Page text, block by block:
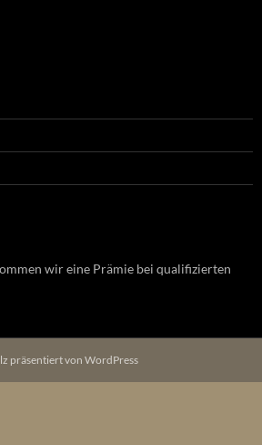
wir eine Prämie bei qualifizierten
präsentiert von WordPress